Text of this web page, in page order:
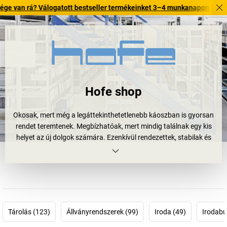
Válogatott bestseller termékeinket 3–4 munkanapon belül
Hofe shop
Okosak, mert még a legáttekinthetetlenebb káoszban is gyorsan
rendet teremtenek. Megbízhatóak, mert mindig találnak egy kis
helyet az új dolgok számára. Ezenkívül rendezettek, stabilak és
hosszú életűek. Állványok.
ha nem lenne elég egyHofe állványakkor sincs gond, hiszen az
intelligens
állványrendszereknekköszönhetően bármikor
Tárolás (123) Állványrendszerek (99) Iroda (49)